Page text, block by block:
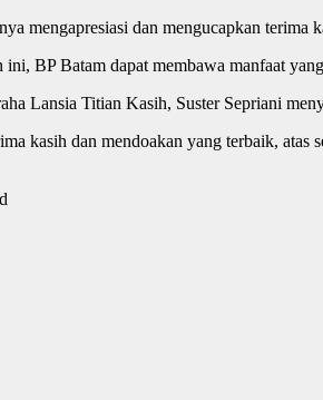
mengapresiasi dan mengucapkan
BP Batam dapat membawa manfaat
Lansia Titian Kasih, Suster Sepriani
kasih dan mendoakan yang terbaik,